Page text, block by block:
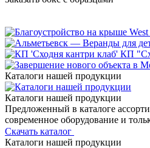
КП
Каталоги нашей продукции
Каталоги нашей продукции
Предложенный в каталоге
современное оборудование и
Скачать каталог
Каталоги нашей продукции